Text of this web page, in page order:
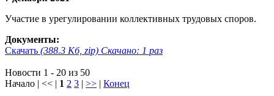
Участие в урегулировании коллективных трудовых споров.
Документы:
Скачать (388.3 Кб, zip) Скачано: 1 раз
Новости 1 - 20 из 50
Начало | << | 1 2 3 | >> | Конец